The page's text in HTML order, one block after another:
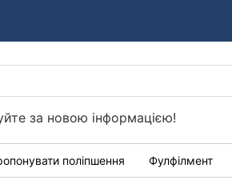
за новою інформацією!
поліпшення Фулфілмент